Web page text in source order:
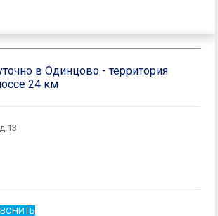
в Одинцово - территория
24 км